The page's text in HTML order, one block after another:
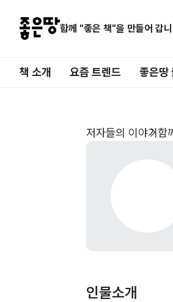
함께 "좋은 책"을 만들어 갑
책 소개 요즘 트렌드 좋은땅
저자들의 이야기 함
인물소개